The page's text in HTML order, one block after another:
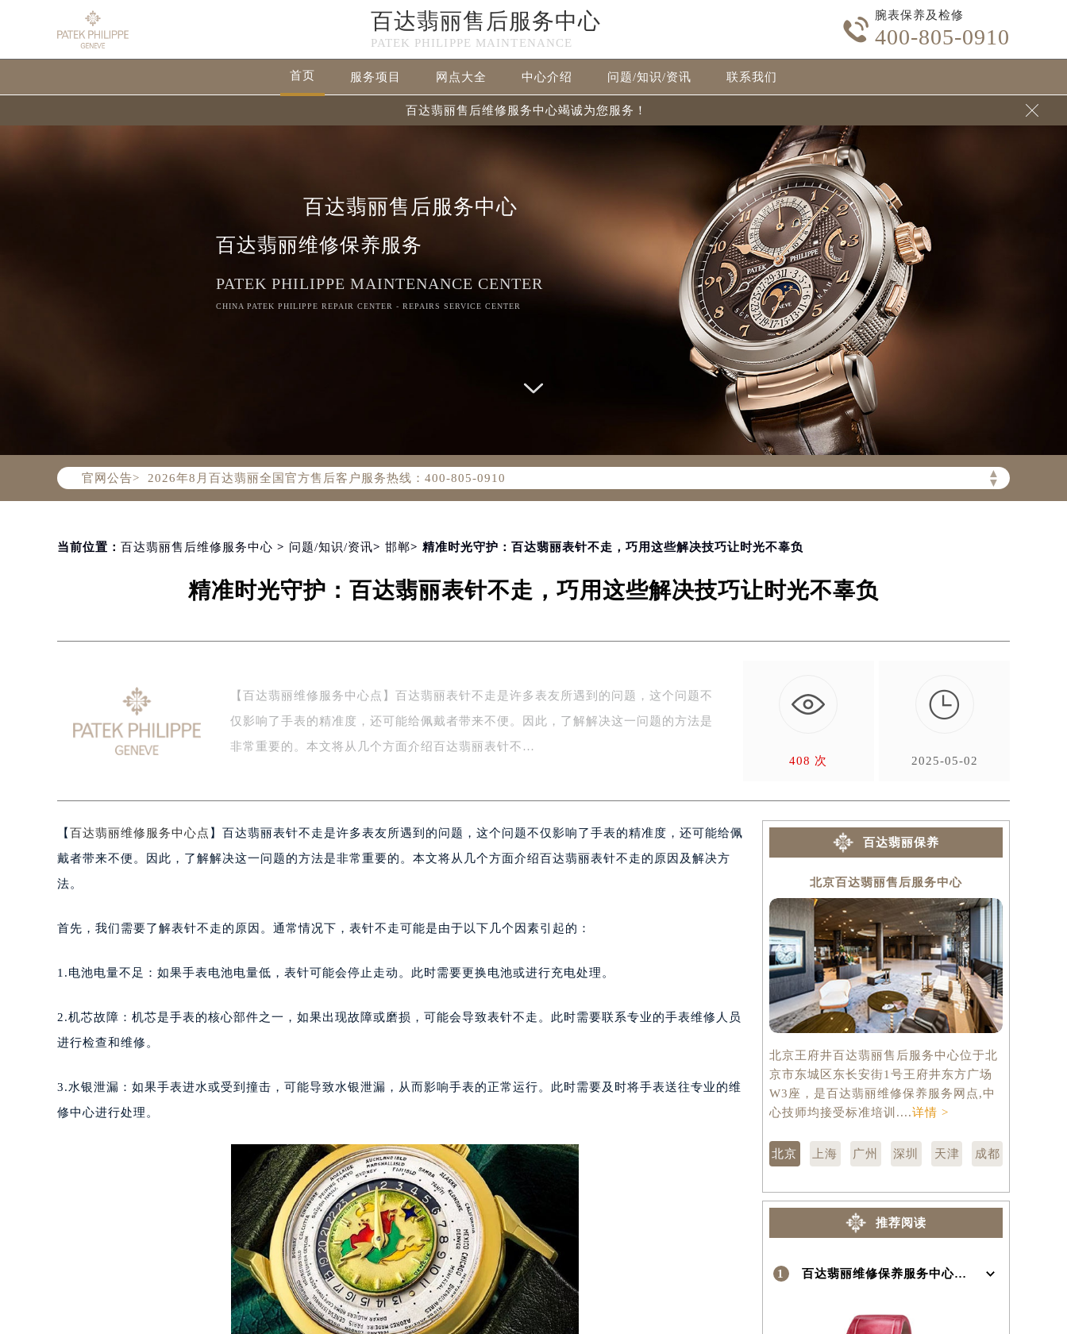
百达翡丽售后服务中心
PATEK PHILIPPE MAINTENANCE

腕表保养及检修
400-805-0910
首页 服务项目 网点大全 中心介绍 问题/知识/资讯 联系我们
百达翡丽售后维修服务中心竭诚为您服务！ 
百达翡丽售后服务中心
百达翡丽维修保养服务
PATEK PHILIPPE MAINTENANCE CENTER
CHINA PATEK PHILIPPE REPAIR CENTER - REPAIRS SERVICE CENTER
官网公告> ▲
▼
2026年8月百达翡丽全国官方售后客户服务热线：400-805-0910
百达翡丽官方全国统一服务热线400-805-0910，服务覆盖中国大陆、香港、澳门、台湾全部区域（非大陆需加拨“+86”）
2026年8月百达翡丽售后服务中心最新网点地址：
北京市东城区东长安街1号东方广场写字楼W3座6层602室（需提前预约）
上海市徐汇区虹桥路3号港汇中心写字楼2座37层3705室（需提前预约）
扬州市邗江区国展路29号星耀天地写字楼1号楼18层1803室（需提前预约）
盐城市盐都区世纪大道5号盐城金融城写字楼1号楼16层1604室（需提前预约）
泰州市海陵区永定东路399号置地商务中心东塔写字楼（华润万象城）17层1706室（需提前预约）
绍兴市越城区胜利东路379号世茂天际中心写字楼8层805室（需提前预约）
嘉兴市南湖区广益路705号嘉兴世界贸易中心写字楼A座13层1304室（需提前预约）
广州市天河区天河路230号万菱汇国际中心写字楼A塔7层704室（需提前预约）
深圳市罗湖区深南东路5001号华润大厦写字楼17层1701室（需提前预约）
厦门市思明区湖滨东路95号华润大厦写字楼B座11层1104室（需提前预约）
重庆市江北区观音桥步行街2号融恒时代广场写字楼9层902室（需提前预约）
太原市迎泽区解放路15号亨得利名表服务中心（品牌授权店）3层整层（需提前预约）
沈阳市沈河区中街路137号亨得利名表服务中心（品牌授权店）1层整层（需提前预约）
沈阳市沈河区中街路83号亨得利名表服务中心（品牌授权店）1层整层（需提前预约）
乌鲁木齐市天山区红山路26号时代广场（CCMALL）C座17层17-B（需提前预约）
温州市鹿城区锦绣路1067号置信广场10层1015室（需提前预约）
哈尔滨市道里区友谊西路600号富力中心T2座写字楼29层03室（需提前预约）
大连市中山区人民路15号国际金融大厦7层G室（需提前预约）
佛山市禅城区季华五路57号万科金融中心C座12层1205室（需提前预约）
东莞市东城街道鸿福东路1号民盈国贸中心T1写字楼9层907室（需提前预约）
当前位置： 百达翡丽售后维修服务中心 > 问题/知识/资讯> 邯郸> 精准时光守护：百达翡丽表针不走，巧用这些解决技巧让时光不辜负
精准时光守护：百达翡丽表针不走，巧用这些解决技巧让时光不辜负
【百达翡丽维修服务中心点】百达翡丽表针不走是许多表友所遇到的问题，这个问题不
仅影响了手表的精准度，还可能给佩戴者带来不便。因此，了解解决这一问题的方法是
非常重要的。本文将从几个方面介绍百达翡丽表针不…
408 次

2025-05-02
【 百达翡丽维修服务中心点 】百达翡丽表针不走是许多表友所遇到的问题，这个问题不仅影响了手表的精准度，还可能给佩
戴者带来不便。因此，了解解决这一问题的方法是非常重要的。本文将从几个方面介绍百达翡丽表针不走的原因及解决方
法。
首先，我们需要了解表针不走的原因。通常情况下，表针不走可能是由于以下几个因素引起的：
1.电池电量不足：如果手表电池电量低，表针可能会停止走动。此时需要更换电池或进行充电处理。
2.机芯故障：机芯是手表的核心部件之一，如果出现故障或磨损，可能会导致表针不走。此时需要联系专业的手表维修人员
进行检查和维修。
3.水银泄漏：如果手表进水或受到撞击，可能导致水银泄漏，从而影响手表的正常运行。此时需要及时将手表送往专业的维
修中心进行处理。
百达翡丽保养
北京百达翡丽售后服务中心
北京王府井百达翡丽售后服务中心位于北
京市东城区东长安街1号王府井东方广场
W3座，是百达翡丽维修保养服务网点,中
心技师均接受标准培训....详情 >
北京 上海 广州 深圳 天津 成都
推荐阅读
1 百达翡丽维修保养服务中心介绍 | Patek Philippe